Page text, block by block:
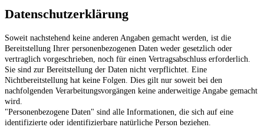
Datenschutzerklärung
Soweit nachstehend keine anderen Angaben gemacht werden, ist die
Bereitstellung Ihrer personenbezogenen Daten weder gesetzlich oder
vertraglich vorgeschrieben, noch für einen Vertragsabschluss erforderlich.
Sie sind zur Bereitstellung der Daten nicht verpflichtet. Eine
Nichtbereitstellung hat keine Folgen. Dies gilt nur soweit bei den
nachfolgenden Verarbeitungsvorgängen keine anderweitige Angabe gemacht
wird.
"Personenbezogene Daten" sind alle Informationen, die sich auf eine
identifizierte oder identifizierbare natürliche Person beziehen.